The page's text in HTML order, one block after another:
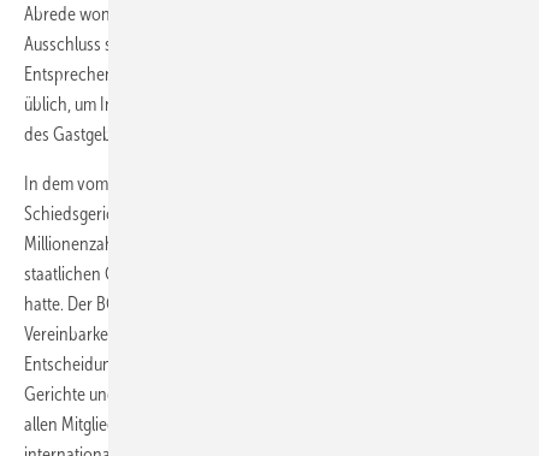
Abrede wonach im Streitfall ein internationales Schiedsgericht unter
Ausschluss staatlicher Gerichte angerufen werden kann.
Entsprechende Schiedsklauseln sind in Investitionsschutzabkommen
üblich, um Investoren vor willkürlichen Entscheidungen der Gerichte
des Gastgeberlandes zu schützen.
In dem vom EuGH zu entscheidenden Fall hatte ein internationales
Schiedsgericht mit Sitz in Frankfurt a.M. die Slowakei zu einer
Millionenzahlung verurteilt, woraufhin die Slowakei bei deutschen
staatlichen Gerichten die Aufhebung des Schiedsspruchs beantragt
hatte. Der BGH wiederrum hatte den EuGH zur Klärung der
Vereinbarkeit der Schiedsklausel mit EU-Recht ersucht. Nach der
Entscheidung des EuGH ist es Sache der nationalen staatlichen
Gerichte und des EuGH, die volle Anwendung des Unionsrechts in
allen Mitgliedsstaaten zu gewährleisten. Das angerufene